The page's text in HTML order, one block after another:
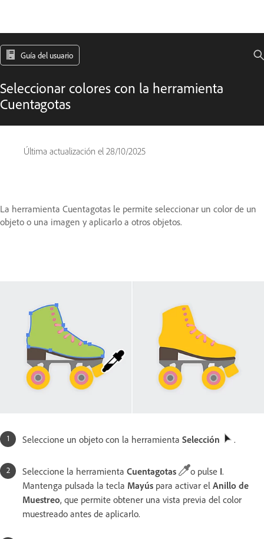
Guía del usuario
Seleccionar colores con la herramienta
Cuentagotas
Última actualización el 28/10/2025
La herramienta Cuentagotas le permite seleccionar un color de un
objeto o una imagen y aplicarlo a otros objetos.
Seleccione un objeto con la herramienta Selección .
Seleccione la herramienta Cuentagotas o pulse I.
Mantenga pulsada la tecla Mayús para activar el Anillo de
Muestreo, que permite obtener una vista previa del color
muestreado antes de aplicarlo.